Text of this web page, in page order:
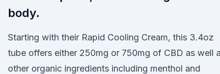
body.
Starting with their Rapid Cooling Cream, this 3.4oz
tube offers either 250mg or 750mg of CBD as well
other organic ingredients including menthol and